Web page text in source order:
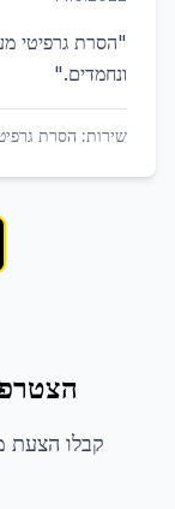
"הסרת גרפיטי
ונחמדים."
שירות: הסרת
קבלו הצעת